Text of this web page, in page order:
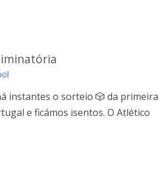
instantes o sorteio 🎲 da primeira
e ficámos isentos. O Atlético